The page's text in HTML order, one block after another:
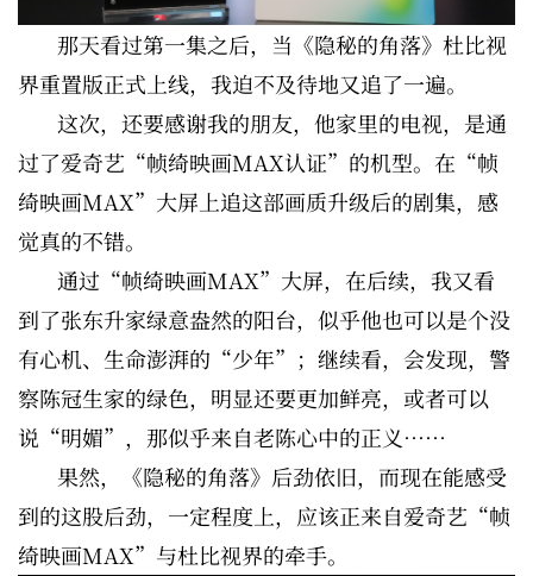
那天看过第一集之后，当《隐秘的角落》杜比视
界重置版正式上线，我迫不及待地又追了一遍。
这次，还要感谢我的朋友，他家里的电视，是通
过了爱奇艺“帧绮映画MAX认证”的机型。在“帧
绮映画MAX”大屏上追这部画质升级后的剧集，感
觉真的不错。
通过“帧绮映画MAX”大屏，在后续，我又看
到了张东升家绿意盎然的阳台，似乎他也可以是个没
有心机、生命澎湃的“少年”；继续看，会发现，警
察陈冠生家的绿色，明显还要更加鲜亮，或者可以
说“明媚”，那似乎来自老陈心中的正义……
果然，《隐秘的角落》后劲依旧，而现在能感受
到的这股后劲，一定程度上，应该正来自爱奇艺“帧
绮映画MAX”与杜比视界的牵手。